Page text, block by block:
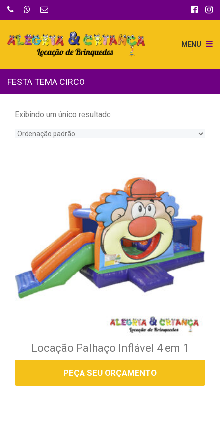
MENU
FESTA TEMA CIRCO
Exibindo um único resultado
Locação Palhaço Inflável 4 em 1
PEÇA SEU ORÇAMENTO